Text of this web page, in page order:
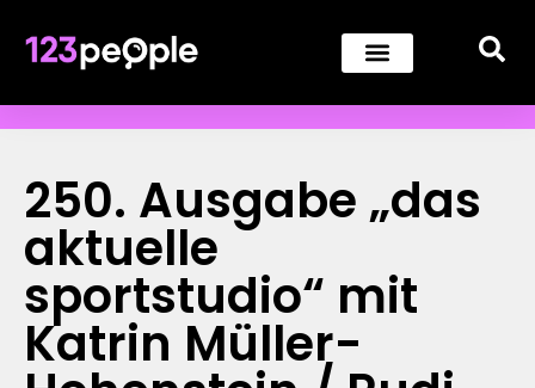
250. Ausgabe „das
aktuelle
sportstudio“ mit
Katrin Müller-